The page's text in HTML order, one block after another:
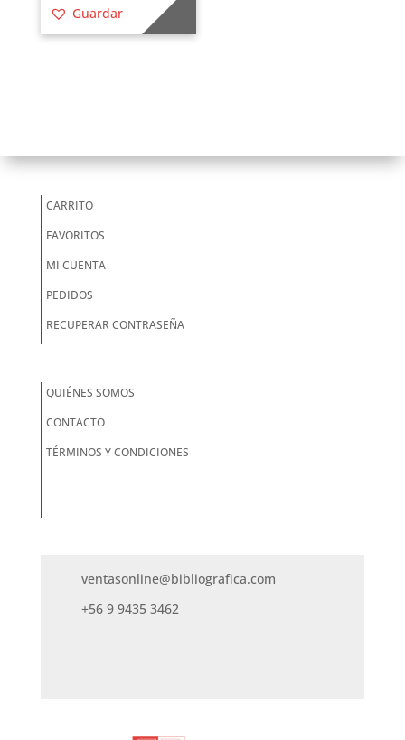
Guardar
CARRITO
FAVORITOS
MI CUENTA
PEDIDOS
RECUPERAR CONTRASEÑA
QUIÉNES SOMOS
CONTACTO
TÉRMINOS Y CONDICIONES
ventasonline@bibliografica.com
+56 9 9435 3462